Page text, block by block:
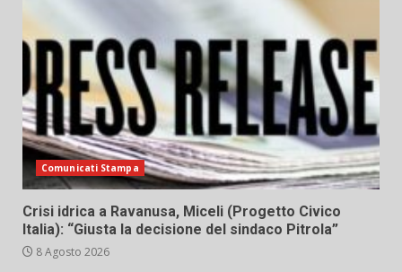
Comunicati Stampa
Crisi idrica a Ravanusa, Miceli (Progetto Civico
Italia): “Giusta la decisione del sindaco Pitrola”
8 Agosto 2026